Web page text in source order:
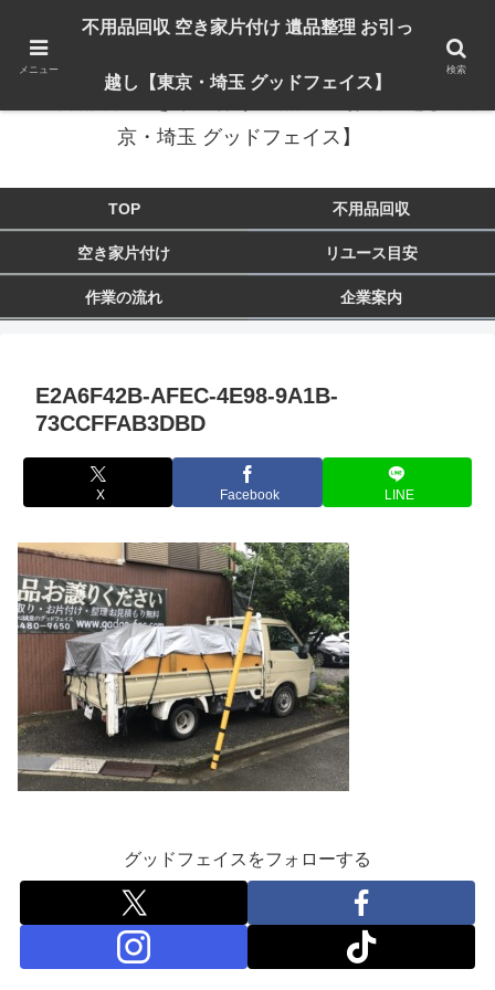
出張対応エリア：埼玉県 入間市 狭山市 飯能市 所沢市 川越市 日高市 鶴ヶ島市
京・埼玉 グッドフェイス】
TOP 不用品回収
空き家片付け リユース目安
作業の流れ 企業案内
E2A6F42B-AFEC-4E98-9A1B-
73CCFFAB3DBD
X Facebook LINE
グッドフェイスをフォローする
メニュー
不用品回収 空き家片付け 遺品整理 お引っ
越し【東京・埼玉 グッドフェイス】
検索